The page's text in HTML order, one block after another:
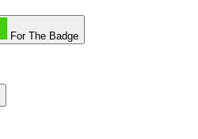
For The Badge